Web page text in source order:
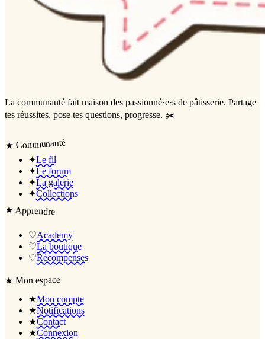
La communauté fait maison des passionné·e·s de pâtisserie. Partage
tes réussites, pose tes questions, progresse. ✂️
★ Communauté
✦Le fil
✦Le forum
✦La galerie
✦Collections
★Apprendre
♡Academy
♡La boutique
♡Récompenses
★Mon espace
★Mon compte
★Notifications
★Contact
★Connexion